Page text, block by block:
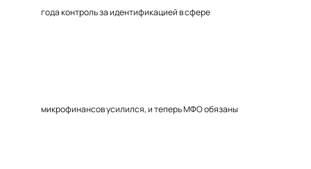
года контроль за идентификацией в сфере
микрофинансов усилился, и теперь МФО обязаны